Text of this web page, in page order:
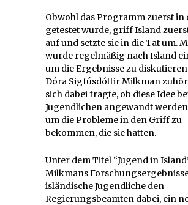
Obwohl das Programm zuerst in
getestet wurde, griff Island
auf und setzte sie in die Tat um.
wurde regelmäßig nach Island
um die Ergebnisse zu
Dóra Sigfúsdóttir Milkman
sich dabei fragte, ob diese Idee
Jugendlichen angewandt
um die Probleme in den Griff zu
bekommen, die sie hatten.
Unter dem Titel “Jugend in
Milkmans
isländische Jugendliche den
Regierungsbeamten dabei, ein